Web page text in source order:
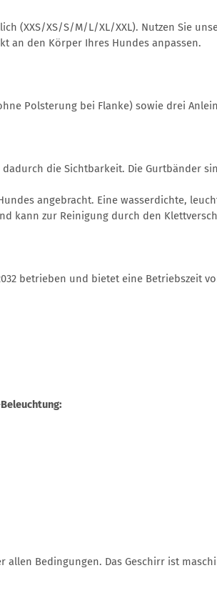
(XXS/XS/S/M/L/XL/XXL). Nutzen Sie
an den Körper Ihres Hundes anpassen.
Polsterung bei Flanke) sowie drei
die Sichtbarkeit. Die Gurtbänder
angebracht. Eine wasserdichte,
kann zur Reinigung durch den
betrieben und bietet eine Betriebszeit
Bedingungen. Das Geschirr ist